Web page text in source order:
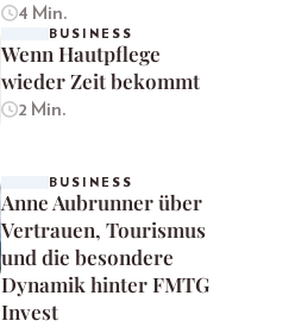
4 Min.
BUSINESS
Wenn Hautpflege
wieder Zeit bekommt
2 Min.
BUSINESS
Anne Aubrunner über
Vertrauen, Tourismus
und die besondere
Dynamik hinter FMTG
Invest